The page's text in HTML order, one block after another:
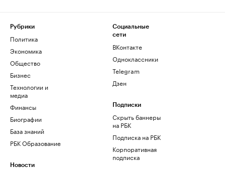
Рубрики
Политика
Экономика
Общество
Бизнес
Технологии и
медиа
Финансы
Биографии
База знаний
РБК Образование
Новости
Социальные
сети
ВКонтакте
Одноклассники
Telegram
Дзен
Подписки
Скрыть баннеры
на РБК
Подписка на РБК
Корпоративная
подписка